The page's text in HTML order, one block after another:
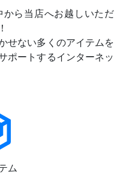
ら当店へお越しいただ
せない多くのアイテムを
ポートするインターネッ
ム